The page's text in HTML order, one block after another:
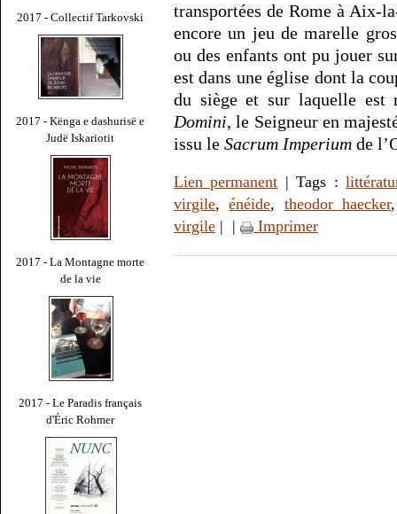
2017 - Collectif Tarkovski
2017 - Kënga e dashurisë e
Judë Iskariotit
2017 - La Montagne morte
de la vie
2017 - Le Paradis français
d'Éric Rohmer
transportées de Rome à Aix-
encore un jeu de marelle
ou des enfants ont pu jouer
est dans une église dont la
du siège et sur laquelle est
Domini, le Seigneur en
issu le Sacrum Imperium de
Lien permanent | Tags :
virgile,énéide, theodor haecker
virgile | | Imprimer